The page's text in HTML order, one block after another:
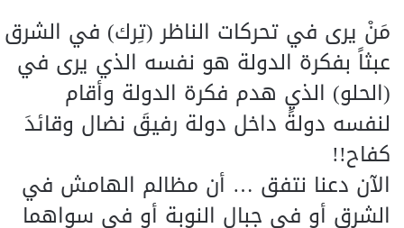
مَنْ يرى في تحركات الناظر (تِرك) في الشرق
عبثاً بفكرة الدولة هو نفسه الذي يرى في
(الحلو) الذي هدم فكرة الدولة وأقام
لنفسه دولةً داخل دولة رفيقَ نضال وقائدَ
كفاح!!
الآن دعنا نتفق … أن مظالم الهامش في
الشرق أو في جبال النوبة أو في سواهما